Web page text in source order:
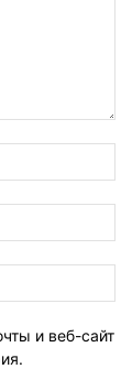
и веб-сайт